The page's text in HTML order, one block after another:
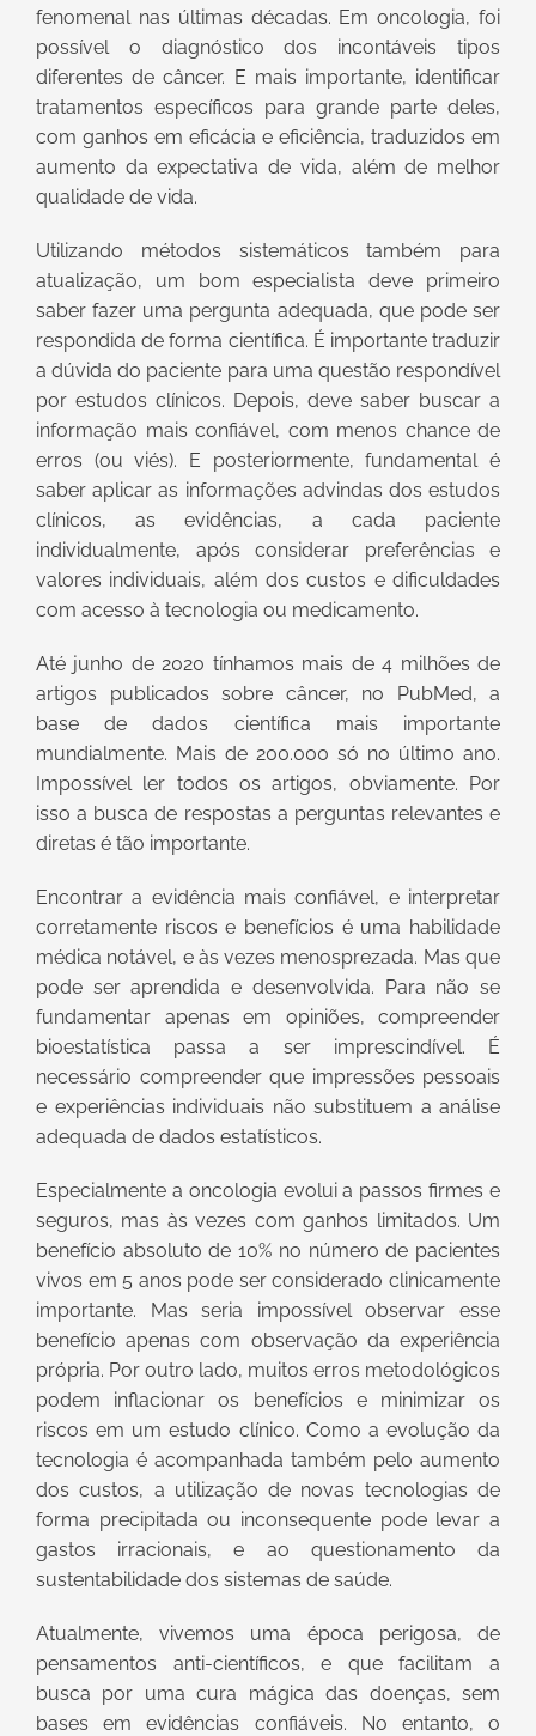
fenomenal nas últimas décadas. Em oncologia, foi
possível o diagnóstico dos incontáveis tipos
diferentes de câncer. E mais importante, identificar
tratamentos específicos para grande parte deles,
com ganhos em eficácia e eficiência, traduzidos em
aumento da expectativa de vida, além de melhor
qualidade de vida.
Utilizando métodos sistemáticos também para
atualização, um bom especialista deve primeiro
saber fazer uma pergunta adequada, que pode ser
respondida de forma científica. É importante traduzir
a dúvida do paciente para uma questão respondível
por estudos clínicos. Depois, deve saber buscar a
informação mais confiável, com menos chance de
erros (ou viés). E posteriormente, fundamental é
saber aplicar as informações advindas dos estudos
clínicos, as evidências, a cada paciente
individualmente, após considerar preferências e
valores individuais, além dos custos e dificuldades
com acesso à tecnologia ou medicamento.
Até junho de 2020 tínhamos mais de 4 milhões de
artigos publicados sobre câncer, no PubMed, a
base de dados científica mais importante
mundialmente. Mais de 200.000 só no último ano.
Impossível ler todos os artigos, obviamente. Por
isso a busca de respostas a perguntas relevantes e
diretas é tão importante.
Encontrar a evidência mais confiável, e interpretar
corretamente riscos e benefícios é uma habilidade
médica notável, e às vezes menosprezada. Mas que
pode ser aprendida e desenvolvida. Para não se
fundamentar apenas em opiniões, compreender
bioestatística passa a ser imprescindível. É
necessário compreender que impressões pessoais
e experiências individuais não substituem a análise
adequada de dados estatísticos.
Especialmente a oncologia evolui a passos firmes e
seguros, mas às vezes com ganhos limitados. Um
benefício absoluto de 10% no número de pacientes
vivos em 5 anos pode ser considerado clinicamente
importante. Mas seria impossível observar esse
benefício apenas com observação da experiência
própria. Por outro lado, muitos erros metodológicos
podem inflacionar os benefícios e minimizar os
riscos em um estudo clínico. Como a evolução da
tecnologia é acompanhada também pelo aumento
dos custos, a utilização de novas tecnologias de
forma precipitada ou inconsequente pode levar a
gastos irracionais, e ao questionamento da
sustentabilidade dos sistemas de saúde.
Atualmente, vivemos uma época perigosa, de
pensamentos anti-científicos, e que facilitam a
busca por uma cura mágica das doenças, sem
bases em evidências confiáveis. No entanto, o